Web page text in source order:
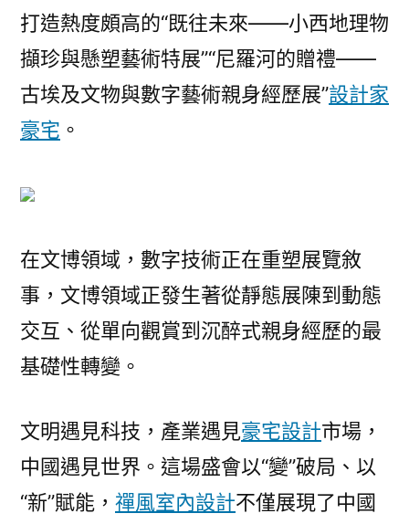
打造熱度頗高的“既往未來——小西地理物
擷珍與懸塑藝術特展”“尼羅河的贈禮——
古埃及文物與數字藝術親身經歷展”設計家
豪宅 。
在文博領域，數字技術正在重塑展覽敘
事，文博領域正發生著從靜態展陳到動態
交互、從單向觀賞到沉醉式親身經歷的最
基礎性轉變。
文明遇見科技，產業遇見豪宅設計市場，
中國遇見世界。這場盛會以“變”破局、以
“新”賦能， 禪風室內設計不僅展現了中國